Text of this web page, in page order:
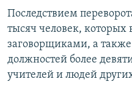
Последствием
тысяч человек, которых
заговорщиками, а также
должностей более
учителей и людей